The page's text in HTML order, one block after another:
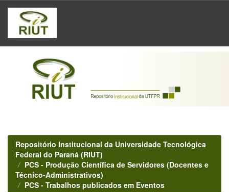
Skip
navigation
Repositório Institucional da Universidade Tecnológica
Federal do Paraná (RIUT)
PCS - Produção Científica de Servidores (Docentes e
Técnico-Administrativos)
PCS - Trabalhos publicados em Eventos